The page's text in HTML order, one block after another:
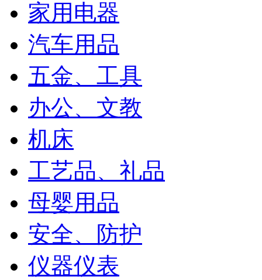
家用电器
汽车用品
五金、工具
办公、文教
机床
工艺品、礼品
母婴用品
安全、防护
仪器仪表